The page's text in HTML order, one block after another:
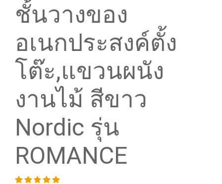
ชั้นวางของ
อเนกประสงค์ตั้ง
โต๊ะ,แขวนผนัง
งานไม้ สีขาว
Nordic รุ่น
ROMANCE